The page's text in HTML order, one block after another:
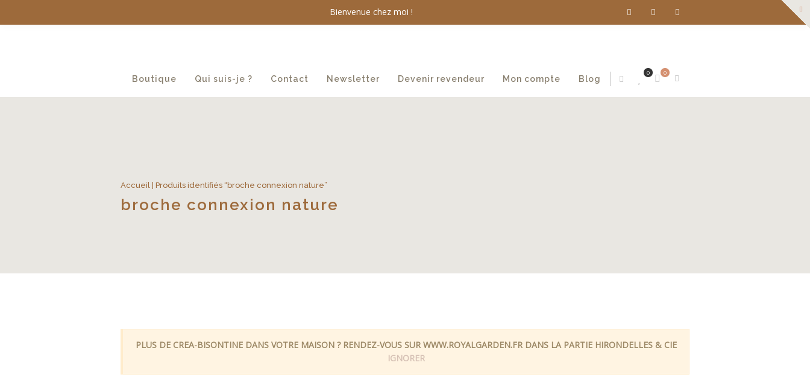
Bienvenue chez moi !
0
0
Boutique Qui suis-je ? Contact Newsletter Devenir revendeur Mon compte Blog
Accueil | Produits identifiés “broche connexion nature”
broche connexion nature
PLUS DE CREA-BISONTINE DANS VOTRE MAISON ? RENDEZ-VOUS SUR WWW.ROYALGARDEN.FR DANS LA PARTIE HIRONDELLES & CIE
IGNORER